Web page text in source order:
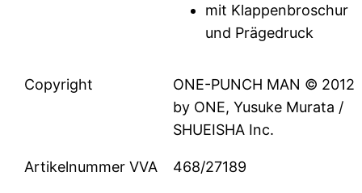
mit Klappenbroschur
und Prägedruck
Copyright
ONE-PUNCH MAN © 2012
by ONE, Yusuke Murata /
SHUEISHA Inc.
Artikelnummer VVA 468/27189